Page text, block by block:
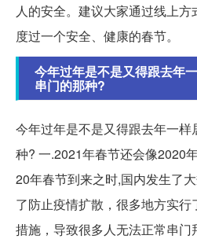
人的安全。建议大家通过线上
度过一个安全、健康的春节。
今年过年是不是又得跟去年
串门的那种?
今年过年是不是又得跟去年一
种? 一.2021年春节还会像2020
20年春节到来之时,国内发生了
了防止疫情扩散，很多地方实
措施，导致很多人无法正常串